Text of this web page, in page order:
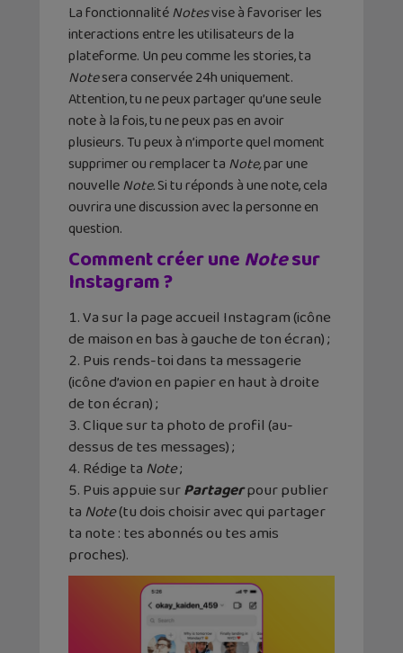
La fonctionnalitéNotesvise à favoriser les
interactions entre les utilisateurs de la
plateforme. Un peu comme les stories, ta
Notesera conservée 24h uniquement.
Attention, tu ne peux partager qu’une seule
note à la fois, tu ne peux pas en avoir
plusieurs. Tu peux à n’importe quel moment
supprimer ou remplacer ta Note,par une
nouvelleNote.Si tu réponds à une note, cela
ouvrira une discussion avec la personne en
question.
Comment créer uneNotesur
Instagram ?
Va sur la page accueil Instagram (icône
de maison en bas à gauche de ton écran) ;
Puis rends-toi dans ta messagerie
(icône d’avion en papier en haut à droite
de ton écran) ;
Clique sur ta photo de profil (au-
dessus de tes messages) ;
Rédige taNote;
Puis appuie surPartagerpour publier
taNote(tu dois choisir avec qui partager
ta note : tes abonnés ou tes amis
proches).